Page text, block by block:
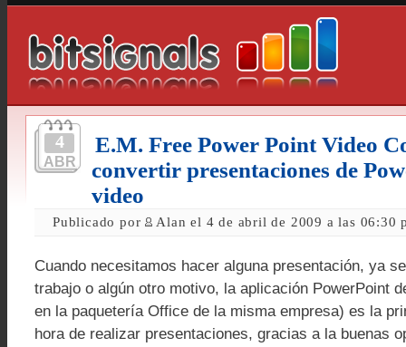
4
ABR
E.M. Free Power Point Video
convertir presentaciones de
video
Publicado por Alan el 4 de abril de 2009 a las 06:30
Cuando necesitamos hacer alguna presentación, ya
trabajo o algún otro motivo, la aplicación PowerPoint
en la paquetería Office de la misma empresa) es la
hora de realizar presentaciones, gracias a la buenas